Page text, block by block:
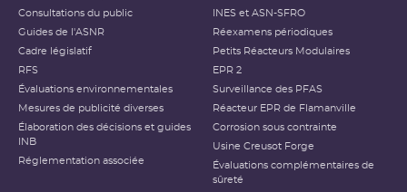
Consultations du public
Guides de l'ASNR
Cadre législatif
RFS
Évaluations environnementales
Mesures de publicité diverses
Élaboration des décisions et guides
INB
Réglementation associée
INES et ASN-SFRO
Réexamens périodiques
Petits Réacteurs Modulaires
EPR 2
Surveillance des PFAS
Réacteur EPR de Flamanville
Corrosion sous contrainte
Usine Creusot Forge
Évaluations complémentaires de
sûreté